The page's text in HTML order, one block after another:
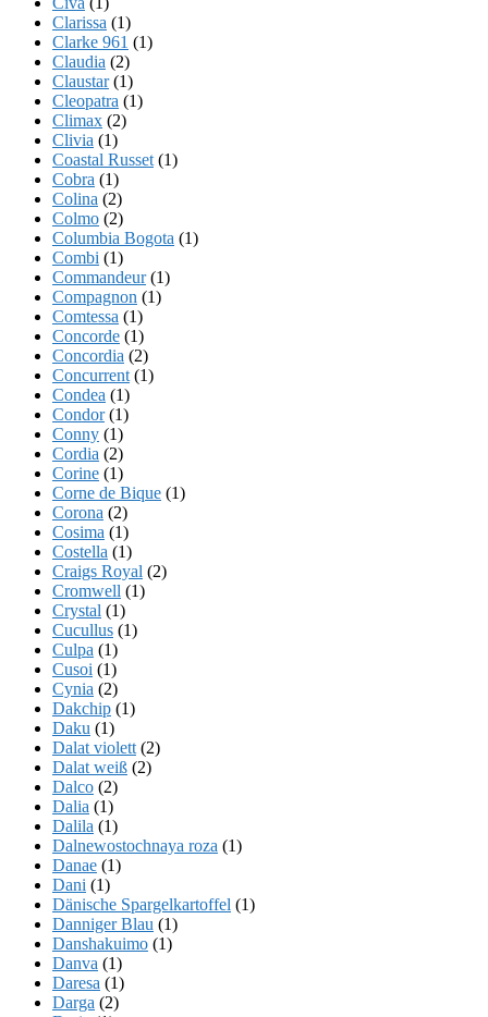
Clarissa (1)
Clarke 961 (1)
Claudia (2)
Claustar(1)
Cleopatra (1)
Climax (2)
Clivia (1)
Coastal Russet (1)
Cobra (1)
Colina (2)
Colmo (2)
Columbia Bogota (1)
Combi (1)
Commandeur(1)
Compagnon (1)
Comtessa (1)
Concorde (1)
Concordia (2)
Concurrent (1)
Condea (1)
Condor(1)
Conny (1)
Cordia (2)
Corine (1)
Corne de Bique (1)
Corona (2)
Cosima (1)
Costella (1)
Craigs Royal (2)
Cromwell (1)
Crystal (1)
Cucullus (1)
Culpa (1)
Cusoi (1)
Cynia (2)
Dakchip (1)
Daku (1)
Dalat violett (2)
Dalat weiß (2)
Dalco (2)
Dalia (1)
Dalila (1)
Dalnewostochnaya roza (1)
Danae (1)
Dani (1)
Dänische Spargelkartoffel (1)
Danniger Blau (1)
Danshakuimo (1)
Danva (1)
Daresa (1)
Darga (2)